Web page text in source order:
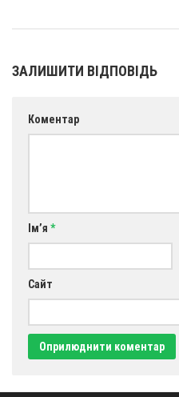
ЗАЛИШИТИ ВІДПОВІДЬ
Коментар
Ім’я *
Сайт